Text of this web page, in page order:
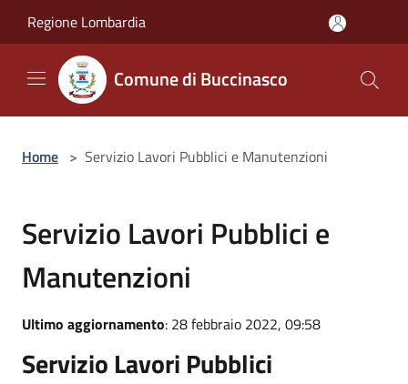
Regione Lombardia
Comune di Buccinasco
Home > Servizio Lavori Pubblici e Manutenzioni
Servizio Lavori Pubblici e
Manutenzioni
Ultimo aggiornamento: 28 febbraio 2022, 09:58
Servizio Lavori Pubblici